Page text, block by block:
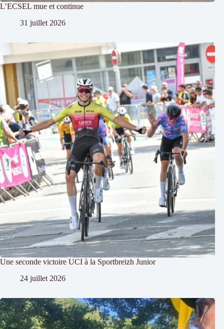
L’ECSEL mue et continue
31 juillet 2026
Une seconde victoire UCI à la Sportbreizh Junior
24 juillet 2026